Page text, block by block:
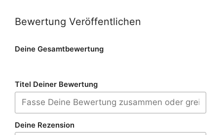
Bewertung Veröffentlichen
Deine Gesamtbewertung
Titel Deiner Bewertung
Deine Rezension